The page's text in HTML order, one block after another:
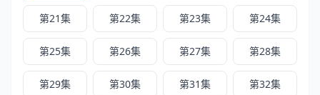
第21集 第22集 第23集 第24集
第25集 第26集 第27集 第28集
第29集 第30集 第31集 第32集